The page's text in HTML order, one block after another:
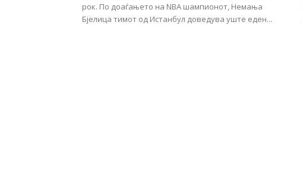
рок. По доаѓањето на NBA шампионот, Немања
Бјелица тимот од Истанбул доведува уште еден...